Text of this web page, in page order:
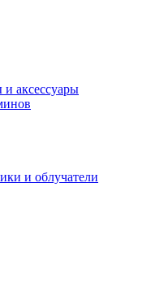
аксессуары
и облучатели